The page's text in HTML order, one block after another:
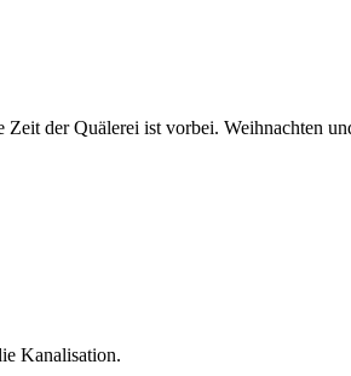
der Quälerei ist vorbei. Weihnachten
Kanalisation.